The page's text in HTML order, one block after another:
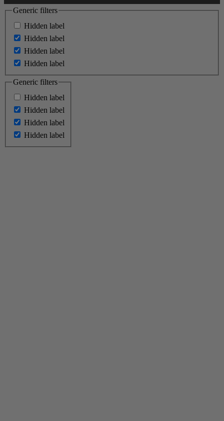
Generic filters
Hidden label
Hidden label
Hidden label
Hidden label
Generic filters
Hidden label
Hidden label
Hidden label
Hidden label